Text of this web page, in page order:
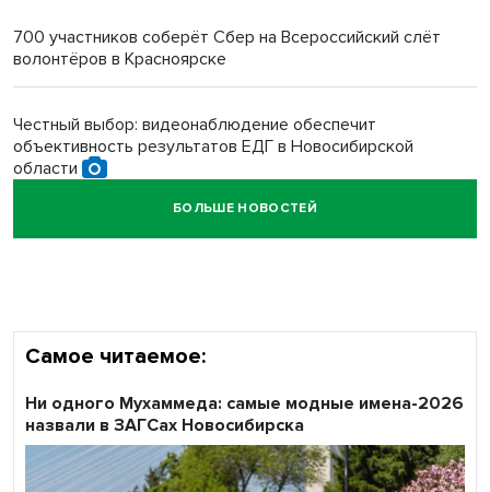
Обновлённое отделение ВТБ открылось в Искитиме
700 участников соберёт Сбер на Всероссийский слёт
волонтёров в Красноярске
Честный выбор: видеонаблюдение обеспечит
объективность результатов ЕДГ в Новосибирской
области
Кибертанки пошли в бой: «Ростелеком» объявляет
БОЛЬШЕ НОВОСТЕЙ
Самое читаемое:
Ни одного Мухаммеда: самые модные имена-2026
назвали в ЗАГСах Новосибирска